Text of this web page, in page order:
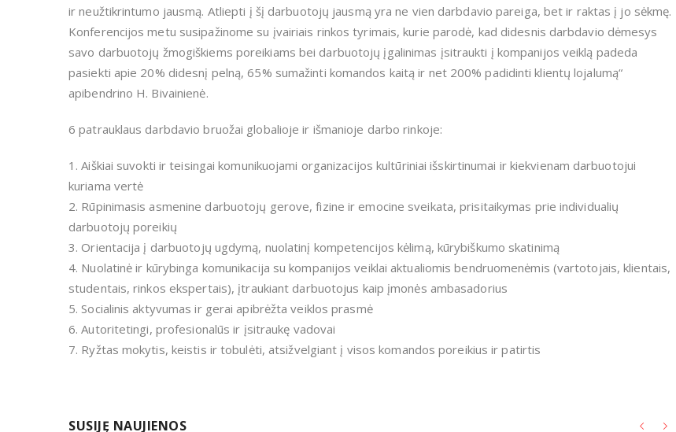
ir neužtikrintumo jausmą. Atliepti į šį darbuotojų jausmą yra ne vien darbdavio pareiga, bet ir raktas į jo sėkmę.
Konferencijos metu susipažinome su įvairiais rinkos tyrimais, kurie parodė, kad didesnis darbdavio dėmesys
savo darbuotojų žmogiškiems poreikiams bei darbuotojų įgalinimas įsitraukti į kompanijos veiklą padeda
pasiekti apie 20% didesnį pelną, 65% sumažinti komandos kaitą ir net 200% padidinti klientų lojalumą“
apibendrino H. Bivainienė.
6 patrauklaus darbdavio bruožai globalioje ir išmanioje darbo rinkoje:
1. Aiškiai suvokti ir teisingai komunikuojami organizacijos kultūriniai išskirtinumai ir kiekvienam darbuotojui
kuriama vertė
2. Rūpinimasis asmenine darbuotojų gerove, fizine ir emocine sveikata, prisitaikymas prie individualių
darbuotojų poreikių
3. Orientacija į darbuotojų ugdymą, nuolatinį kompetencijos kėlimą, kūrybiškumo skatinimą
4. Nuolatinė ir kūrybinga komunikacija su kompanijos veiklai aktualiomis bendruomenėmis (vartotojais, klientais,
studentais, rinkos ekspertais), įtraukiant darbuotojus kaip įmonės ambasadorius
5. Socialinis aktyvumas ir gerai apibrėžta veiklos prasmė
6. Autoritetingi, profesionalūs ir įsitraukę vadovai
7. Ryžtas mokytis, keistis ir tobulėti, atsižvelgiant į visos komandos poreikius ir patirtis
SUSIJĘ NAUJIENOS